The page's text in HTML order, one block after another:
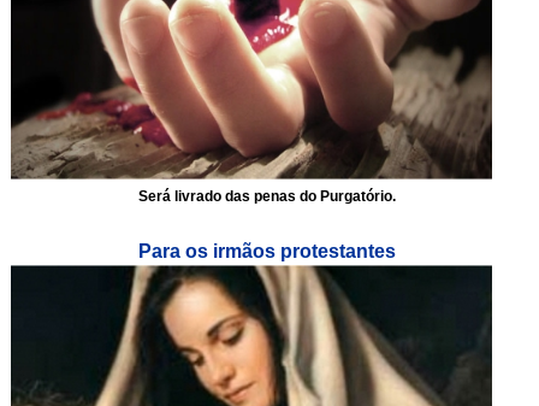
Será livrado das penas do Purgatório.
Para os irmãos protestantes